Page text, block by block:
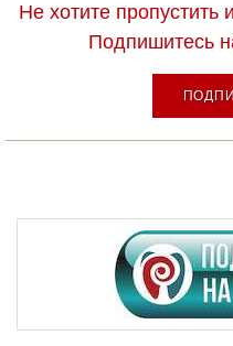
Не хотите пропустить
Подпишитесь